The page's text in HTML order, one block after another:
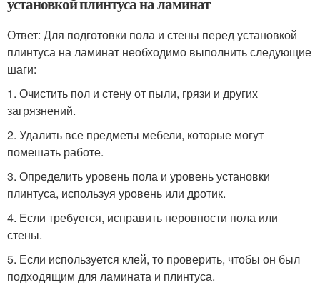
Ответ: Для подготовки пола и стены перед установкой
плинтуса на ламинат необходимо выполнить следующие
шаги:
1. Очистить пол и стену от пыли, грязи и других
загрязнений.
2. Удалить все предметы мебели, которые могут
помешать работе.
3. Определить уровень пола и уровень установки
плинтуса, используя уровень или дротик.
4. Если требуется, исправить неровности пола или
стены.
5. Если используется клей, то проверить, чтобы он был
подходящим для ламината и плинтуса.